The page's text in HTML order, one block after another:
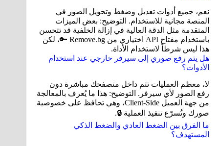
نعم، جميع أدوات تعديل وضغط وتحويل الصور في
المنصة مجانية للاستخدام. التوضيح: بعض الميزات
المتقدمة مثل الدقة العالية في إزالة الخلفية قد تتحسن
باستخدام مفتاح API اختياري من Remove.bg 🔑، لكن
هذا ليس شرطاً لاستخدام الأداة.
هل يتم رفع صوري إلى سيرفر خارجي عند استخدام
الأدوات؟
لا، معظم العمليات تتم داخل متصفحك مباشرة دون
رفع الصور لأي سيرفر. التوضيح: هذا ما يُعرف بالمعالجة
من جهة العميل Client-Side، وهي تحافظ على خصوصية
صورك وتُسرّع تنفيذ العملية 🔒.
ما الفرق بين الضغط العادي والضغط الذكي
المستهدف؟